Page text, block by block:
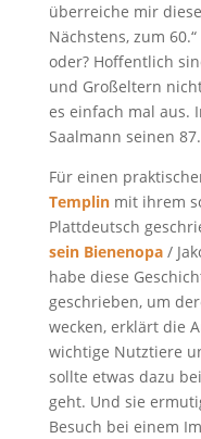
überreiche mir
Nächstens, zum
oder? Hoffentlich
und Großeltern
es einfach mal aus.
Saalmann seinen
Für einen
Templinmit ihrem
Plattdeutsch
sein Bienenopa/
habe diese
geschrieben, um
wecken, erklärt die
wichtige Nutztiere
sollte etwas dazu
geht. Und sie
Besuch bei einem